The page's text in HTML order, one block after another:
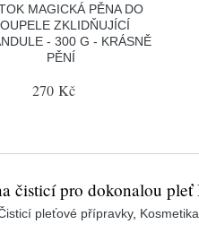
MAGICKÁ PĚNA DO
ZKLIDŇUJÍCÍ
- 300 G - KRÁSNĚ
PĚNÍ
270 Kč
čisticí pro dokonalou
pleťové přípravky, Kosmetika